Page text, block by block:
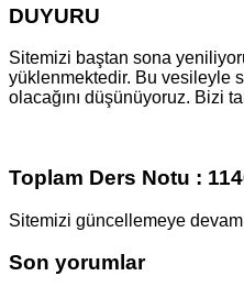
DUYURU
Sitemizi baştan sona
yüklenmektedir. Bu vesileyle
olacağını düşünüyoruz. Bizi
Toplam Ders Notu :
Sitemizi güncellemeye
Son yorumlar